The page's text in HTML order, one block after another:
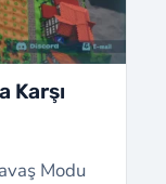
Karşı
Modu